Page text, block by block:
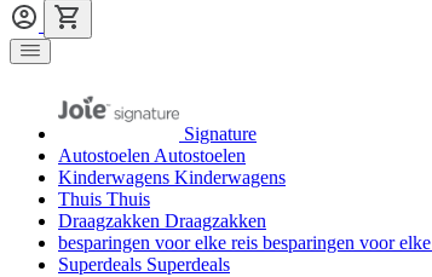
Signature
AutostoelenAutostoelen
Kinderwagens Kinderwagens
Thuis Thuis
Draagzakken Draagzakken
besparingen voor elke reis besparingen voor
Superdeals Superdeals